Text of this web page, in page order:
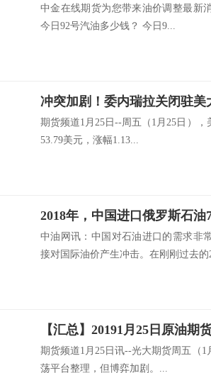
中金在线期货为您带来油价调整最新
今日92号汽油多少钱？ 今日9...
期货频道1月25日--周五（1月25日）
53.79美元，涨幅1.13...
2018年，中国进口俄罗斯石油
中油网讯：中国对石油进口的需求非
接对国际油价产生冲击。在刚刚过去的
【汇总】20191月25日原油期
期货频道1月25日讯--光大期货周五（
荡平台整理，但博弈加剧。...